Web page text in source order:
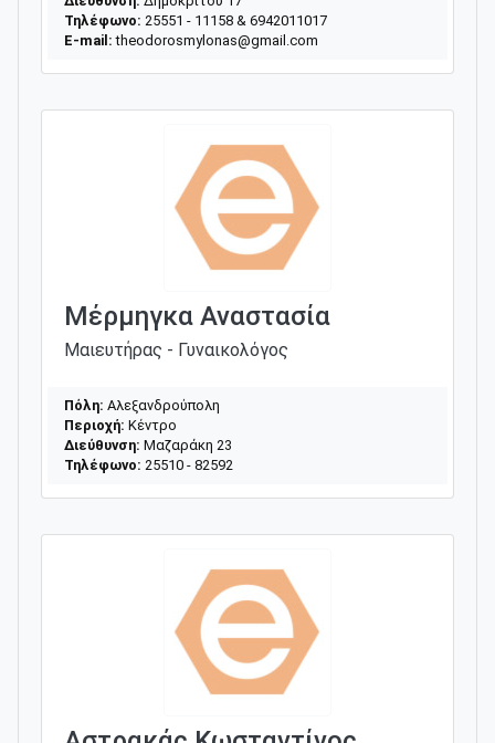
Τηλέφωνο: 25551 - 11158 & 6942011017
E-mail: theodorosmylonas@gmail.com
Μέρμηγκα Αναστασία
Μαιευτήρας - Γυναικολόγος
Πόλη: Αλεξανδρούπολη
Περιοχή: Κέντρο
Διεύθυνση: Μαζαράκη 23
Τηλέφωνο: 25510 - 82592